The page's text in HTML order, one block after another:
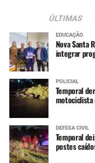
ÚLTIMAS
EDUCAÇÃO
Nova Santa
integrar
POLICIAL
Temporal
motociclista
DEFESA CIVIL
Temporal
postes